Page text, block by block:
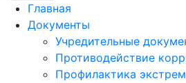
Главная
Документы
Учредительные
Противодействие
Профилактика